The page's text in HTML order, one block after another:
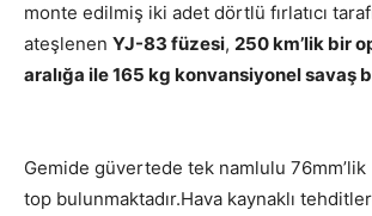
monte edilmiş iki adet dörtlü fırlatıcı
ateşlenen YJ-83 füzesi, 250 km’lik bir
aralığa ile 165 kg konvansiyonel savaş
Gemide güvertede tek namlulu 76mm’lik
top bulunmaktadır.Hava kaynaklı